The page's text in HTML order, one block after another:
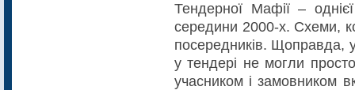
Тендерної Мафії –
середини 2000-х. Схеми,
посередників. Щоправда,
у тендері не могли
учасником і замовником